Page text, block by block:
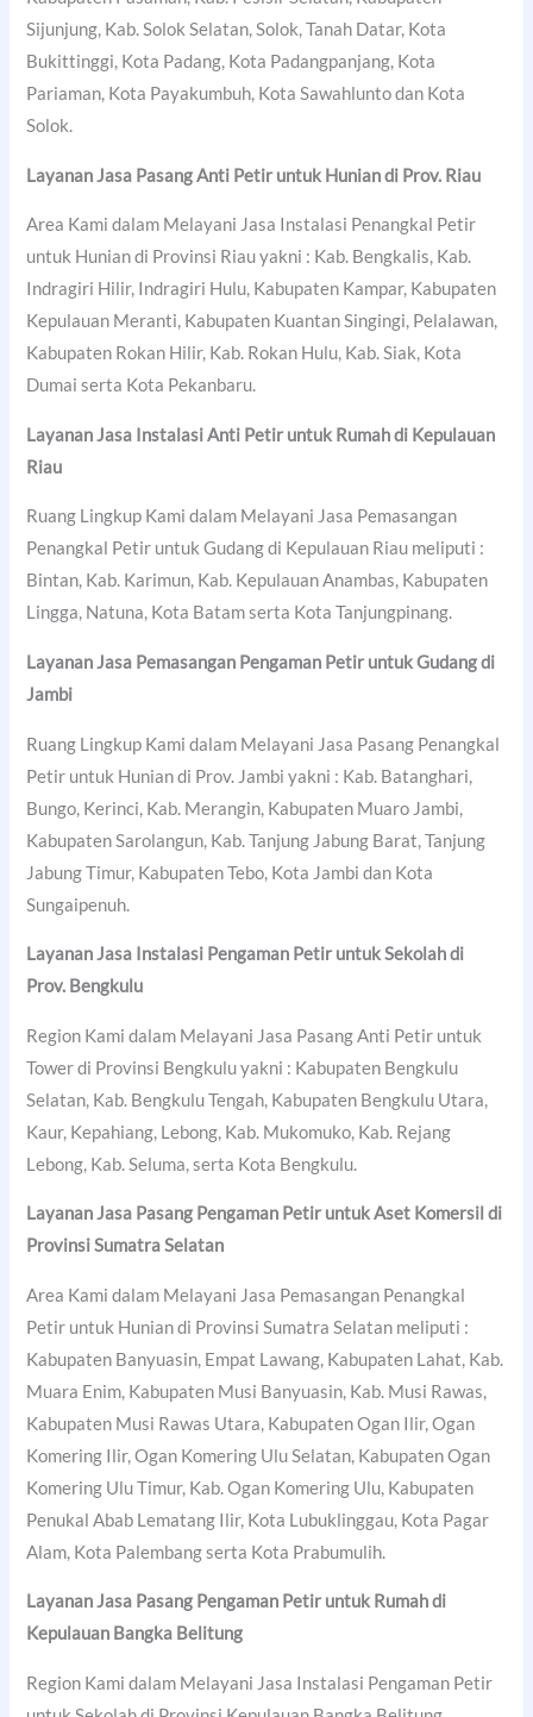
Sijunjung, Kab. Solok Selatan, Solok, Tanah Datar, Kota
Bukittinggi, Kota Padang, Kota Padangpanjang, Kota
Pariaman, Kota Payakumbuh, Kota Sawahlunto dan Kota
Solok.
Layanan Jasa Pasang Anti Petir untuk Hunian di Prov. Riau
Area Kami dalam Melayani Jasa Instalasi Penangkal Petir
untuk Hunian di Provinsi Riau yakni : Kab. Bengkalis, Kab.
Indragiri Hilir, Indragiri Hulu, Kabupaten Kampar, Kabupaten
Kepulauan Meranti, Kabupaten Kuantan Singingi, Pelalawan,
Kabupaten Rokan Hilir, Kab. Rokan Hulu, Kab. Siak, Kota
Dumai serta Kota Pekanbaru.
Layanan Jasa Instalasi Anti Petir untuk Rumah di Kepulauan
Riau
Ruang Lingkup Kami dalam Melayani Jasa Pemasangan
Penangkal Petir untuk Gudang di Kepulauan Riau meliputi :
Bintan, Kab. Karimun, Kab. Kepulauan Anambas, Kabupaten
Lingga, Natuna, Kota Batam serta Kota Tanjungpinang.
Layanan Jasa Pemasangan Pengaman Petir untuk Gudang di
Jambi
Ruang Lingkup Kami dalam Melayani Jasa Pasang Penangkal
Petir untuk Hunian di Prov. Jambi yakni : Kab. Batanghari,
Bungo, Kerinci, Kab. Merangin, Kabupaten Muaro Jambi,
Kabupaten Sarolangun, Kab. Tanjung Jabung Barat, Tanjung
Jabung Timur, Kabupaten Tebo, Kota Jambi dan Kota
Sungaipenuh.
Layanan Jasa Instalasi Pengaman Petir untuk Sekolah di
Prov. Bengkulu
Region Kami dalam Melayani Jasa Pasang Anti Petir untuk
Tower di Provinsi Bengkulu yakni : Kabupaten Bengkulu
Selatan, Kab. Bengkulu Tengah, Kabupaten Bengkulu Utara,
Kaur, Kepahiang, Lebong, Kab. Mukomuko, Kab. Rejang
Lebong, Kab. Seluma, serta Kota Bengkulu.
Layanan Jasa Pasang Pengaman Petir untuk Aset Komersil di
Provinsi Sumatra Selatan
Area Kami dalam Melayani Jasa Pemasangan Penangkal
Petir untuk Hunian di Provinsi Sumatra Selatan meliputi :
Kabupaten Banyuasin, Empat Lawang, Kabupaten Lahat, Kab.
Muara Enim, Kabupaten Musi Banyuasin, Kab. Musi Rawas,
Kabupaten Musi Rawas Utara, Kabupaten Ogan Ilir, Ogan
Komering Ilir, Ogan Komering Ulu Selatan, Kabupaten Ogan
Komering Ulu Timur, Kab. Ogan Komering Ulu, Kabupaten
Penukal Abab Lematang Ilir, Kota Lubuklinggau, Kota Pagar
Alam, Kota Palembang serta Kota Prabumulih.
Layanan Jasa Pasang Pengaman Petir untuk Rumah di
Kepulauan Bangka Belitung
Region Kami dalam Melayani Jasa Instalasi Pengaman Petir